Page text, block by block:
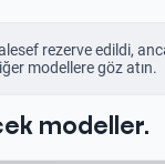
rezerve edildi,
modellere göz atın.
modeller.